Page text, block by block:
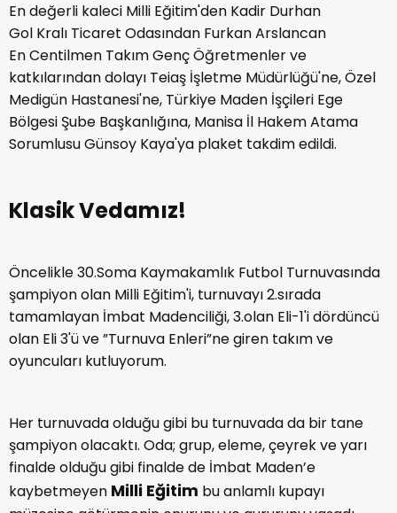
En değerli kaleci Milli Eğitim'den Kadir Durhan
Gol Kralı Ticaret Odasından Furkan Arslancan
En Centilmen Takım Genç Öğretmenler ve
katkılarından dolayı Teiaş İşletme Müdürlüğü'ne, Özel
Medigün Hastanesi'ne, Türkiye Maden İşçileri Ege
Bölgesi Şube Başkanlığına, Manisa İl Hakem Atama
Sorumlusu Günsoy Kaya'ya plaket takdim edildi.
Klasik Vedamız!
Öncelikle 30.Soma Kaymakamlık Futbol Turnuvasında
şampiyon olan Milli Eğitim'i, turnuvayı 2.sırada
tamamlayan İmbat Madenciliği, 3.olan Eli-1'i dördüncü
olan Eli 3'ü ve ”Turnuva Enleri”ne giren takım ve
oyuncuları kutluyorum.
Her turnuvada olduğu gibi bu turnuvada da bir tane
şampiyon olacaktı. Oda; grup, eleme, çeyrek ve yarı
finalde olduğu gibi finalde de İmbat Maden’e
kaybetmeyen Milli Eğitim bu anlamlı kupayı